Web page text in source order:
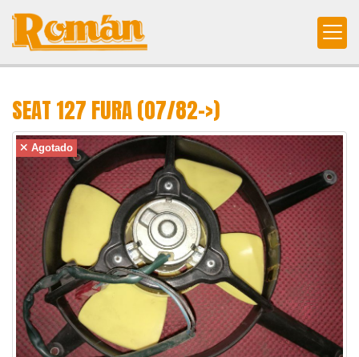
SEAT 127 FURA (07/82->)
Agotado